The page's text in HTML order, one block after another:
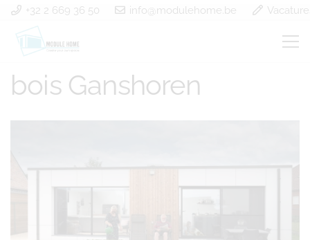
+32 2 669 36 50 info@modulehome.be
Construction à ossature
bois Ganshoren